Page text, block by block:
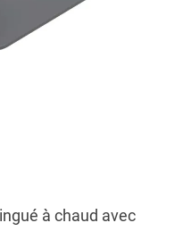
à chaud avec